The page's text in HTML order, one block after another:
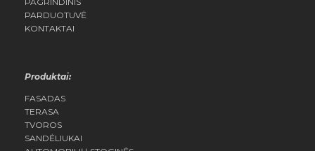
PARDUOTUVĖ
KONTAKTAI
Produktai:
FASADAS
TERASA
TVOROS
SANDĖLIUKAI